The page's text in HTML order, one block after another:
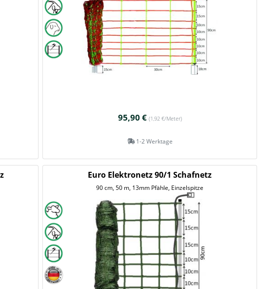
95,90 € (1,92 €/Meter)
1-2 Werktage
Euro Elektronetz 90/1 Schafnetz
90 cm, 50 m, 13mm Pfähle, Einzelspitze